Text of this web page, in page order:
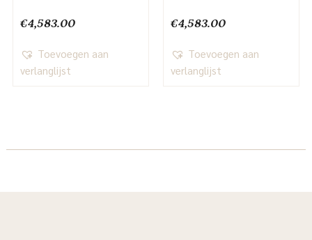
€4,583.00
Toevoegen aan
verlanglijst
€4,583.00
Toevoegen aan
verlanglijst